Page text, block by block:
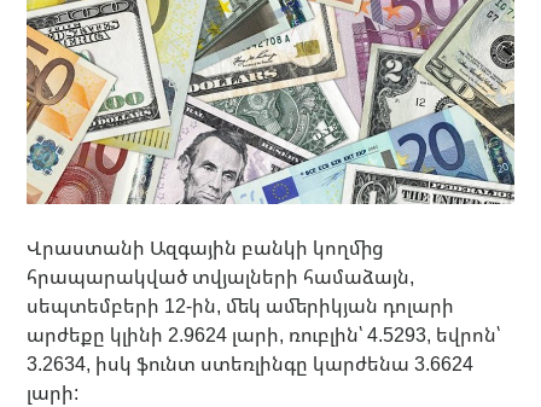
Վրաստանի Ազգային բանկի կողմից
հրապարակված տվյալների համաձայն,
սեպտեմբերի 12-ին, մեկ ամերիկյան դոլարի
արժեքը կլինի 2.9624 լարի, ռուբլին՝ 4.5293, եվրոն՝
3.2634, իսկ ֆունտ ստեռլինգը կարժենա 3.6624
լարի: